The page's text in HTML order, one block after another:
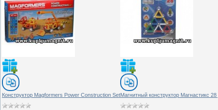
Конструктор Magformers Power Construction SetМагнитный конструктор Магнастикс